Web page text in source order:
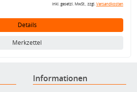
inkl. gesetzl. MwSt., zzgl.Versandkosten
Details
Merkzettel
Informationen